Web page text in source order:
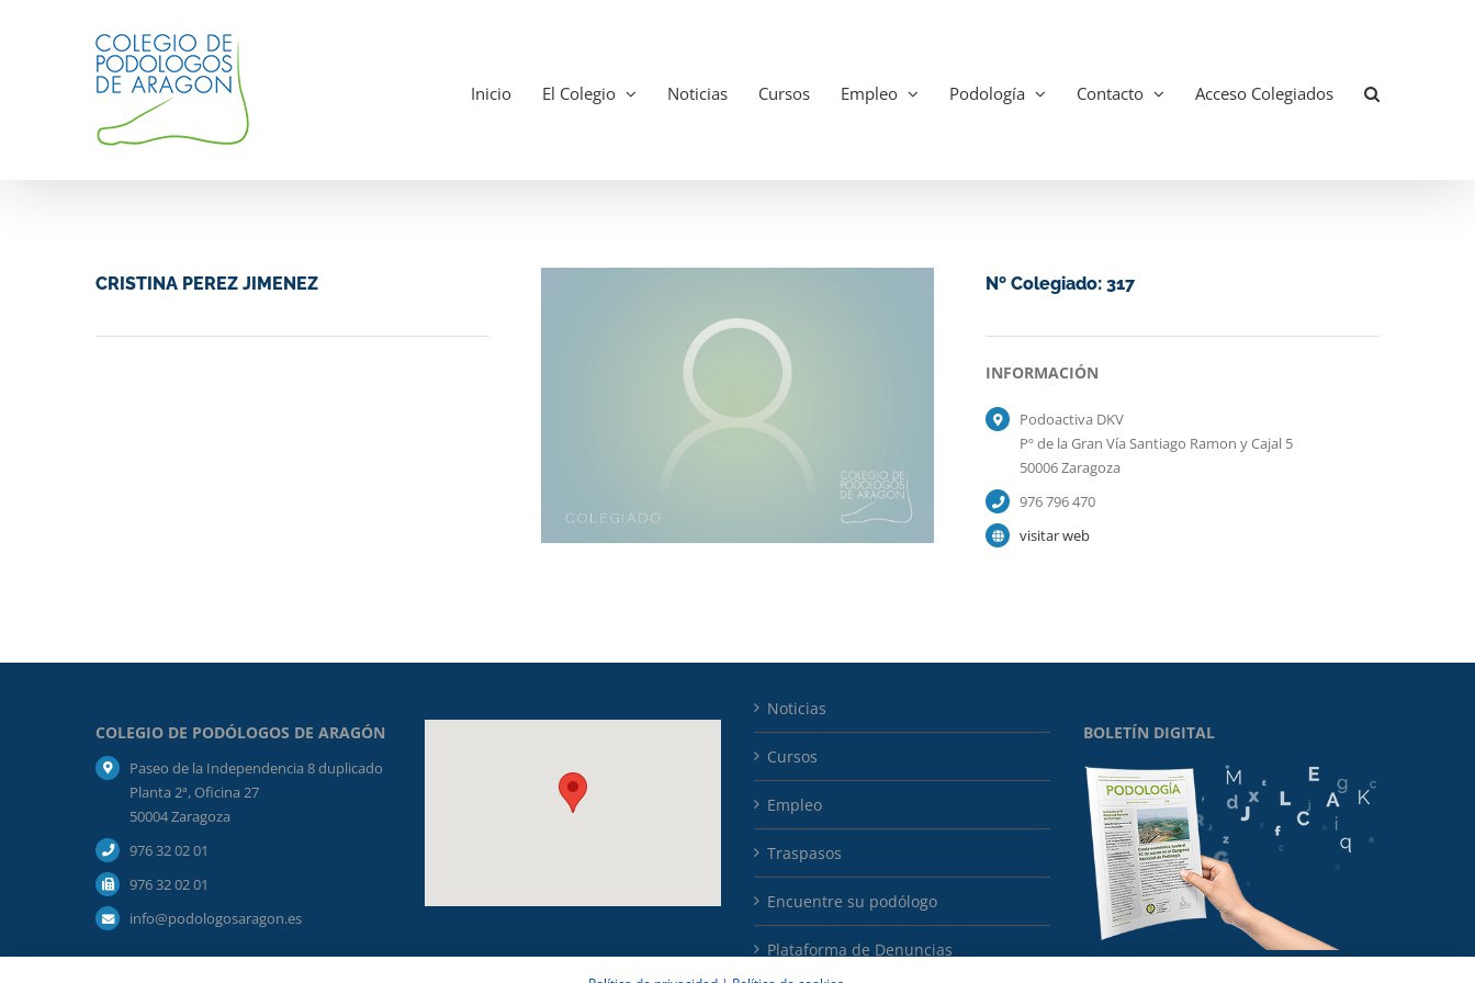
Inicio El Colegio Noticias Cursos Empleo Podología Contacto Acceso Colegiados
CRISTINA PEREZ JIMENEZ Nº Colegiado: 317
INFORMACIÓN
Podoactiva DKV
Pº de la Gran Vía Santiago Ramon y Cajal 5
50006 Zaragoza
976 796 470
visitar web
COLEGIO DE PODÓLOGOS DE ARAGÓN
Paseo de la Independencia 8 duplicado
Planta 2ª, Oficina 27
50004 Zaragoza
976 32 02 01
976 32 02 01
info@podologosaragon.es
Noticias
Cursos
Empleo
Traspasos
Encuentre su podólogo
Plataforma de Denuncias
BOLETÍN DIGITAL